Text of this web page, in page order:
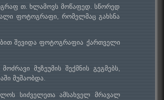
თ. ხლამოვს მოწაფედ. სწორედ
ფოტოგრაფი, რომელმაც გახსნა
შევიდა ფოტოგრაფია ქართველი
მუზეუმის შექმნის გეგმებს,
მუშაობდა.
სიძველეთა ამსახველ მრავალ